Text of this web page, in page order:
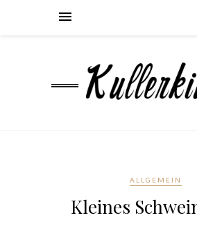
ALLGEMEIN
Kleines